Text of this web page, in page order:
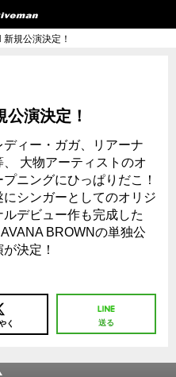
新規公演決定！
演決定！
ディー・ガガ、リアーナ
、 大物アーティストのオ
プニングにひっぱりだこ！
にシンガーとしてのオリジ
ルデビュー作も完成した
BROWNの単独公
が決定！
く 送る